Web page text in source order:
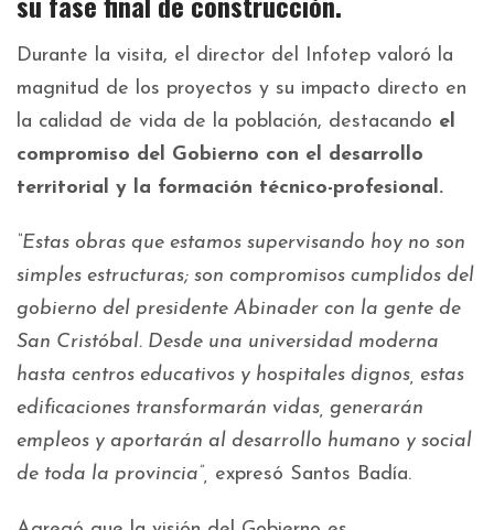
Durante la visita, el director del Infotep valoró la
magnitud de los proyectos y su impacto directo en
la calidad de vida de la población, destacando el
compromiso del Gobierno con el desarrollo
territorial y la formación técnico-profesional.
“Estas obras que estamos supervisando hoy no son
simples estructuras; son compromisos cumplidos del
gobierno del presidente Abinader con la gente de
San Cristóbal. Desde una universidad moderna
hasta centros educativos y hospitales dignos, estas
edificaciones transformarán vidas, generarán
empleos y aportarán al desarrollo humano y social
de toda la provincia”, expresó Santos Badía.